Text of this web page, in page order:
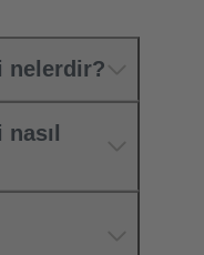
nelerdir?